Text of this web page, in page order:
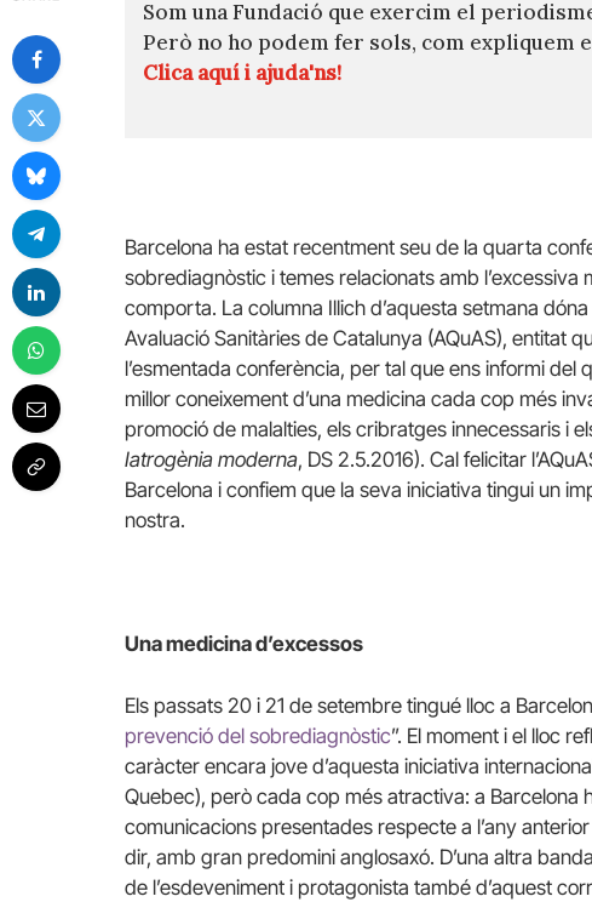
Som una Fundació que exercim el
Però no ho podem fer sols, com expliquem
Clica aquí i ajuda'ns!
Barcelona ha estat recentment seu de la quarta
sobrediagnòstic i temes relacionats amb l’excessiva
comporta. La columna Illich d’aquesta setmana
Avaluació Sanitàries de Catalunya (AQuAS), entitat
l’esmentada conferència, per tal que ens informi
millor coneixement d’una medicina cada cop més
promoció de malalties, els cribratges innecessaris i
Iatrogènia moderna, DS 2.5.2016). Cal felicitar
Barcelona i confiem que la seva iniciativa tingui un
nostra.
Una medicina d’excessos
Els passats 20 i 21 de setembre tingué lloc a
prevenció del sobrediagnòstic”. El moment i el lloc
caràcter encara jove d’aquesta iniciativa
Quebec), però cada cop més atractiva: a Barcelona
comunicacions presentades respecte a l’any
dir, amb gran predomini anglosaxó. D’una altra
de l’esdeveniment i protagonista també d’aquest